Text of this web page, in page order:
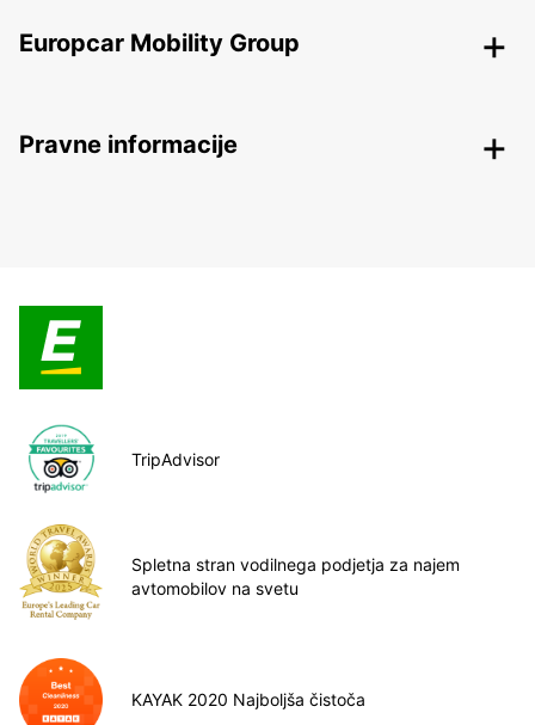
Europcar Mobility Group
Pravne informacije
TripAdvisor
Spletna stran vodilnega podjetja za najem
avtomobilov na svetu
KAYAK 2020 Najboljša čistoča